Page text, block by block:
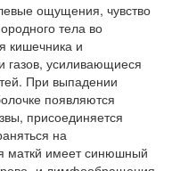
ощущения, чувство
тела во
кишечника и
и газов, усиливающиеся
При выпадении
появляются
присоединяется
на
маткй имеет синюшный